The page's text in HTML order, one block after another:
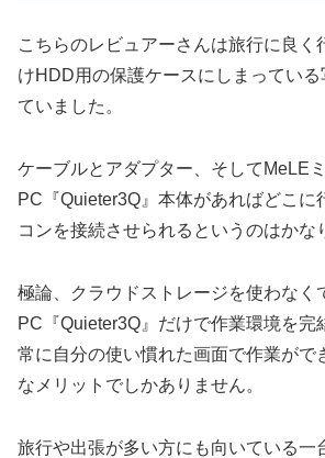
こちらのレビュアーさんは旅行に良く
けHDD用の保護ケースにしまってい
ていました。
ケーブルとアダプター、そしてMeLE
PC『Quieter3Q』本体があればどこに
コンを接続させられるというのはかな
極論、クラウドストレージを使わなく
PC『Quieter3Q』だけで作業環境を完
常に自分の使い慣れた画面で作業がで
なメリットでしかありません。
旅行や出張が多い方にも向いている一